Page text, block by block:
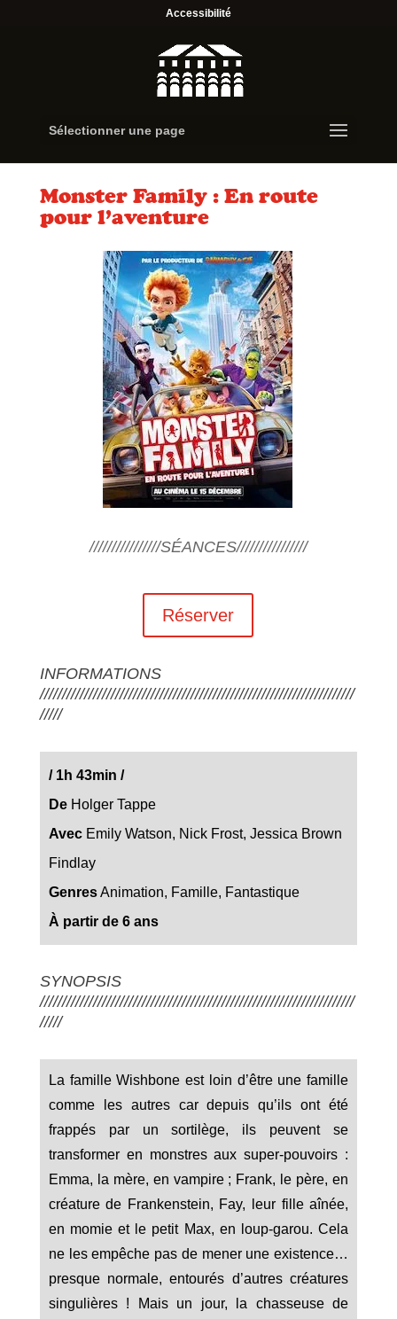
Accessibilité
Sélectionner une page
Monster Family : En route
pour l’aventure
////////////////SÉANCES////////////////
Réserver
INFORMATIONS
///////////////////////////////////////////////////////////////////////
/////
/1h 43min /
DeHolger Tappe
AvecEmily Watson, Nick Frost, Jessica Brown
Findlay
GenresAnimation, Famille, Fantastique
À partir de 6 ans
SYNOPSIS
///////////////////////////////////////////////////////////////////////
/////
La famille Wishbone est loin d’être une famille
comme les autres car depuis qu’ils ont été
frappés par un sortilège, ils peuvent se
transformer en monstres aux super-pouvoirs :
Emma, la mère, en vampire ; Frank, le père, en
créature de Frankenstein, Fay, leur fille aînée,
en momie et le petit Max, en loup-garou. Cela
ne les empêche pas de mener une existence…
presque normale, entourés d’autres créatures
singulières ! Mais un jour, la chasseuse de